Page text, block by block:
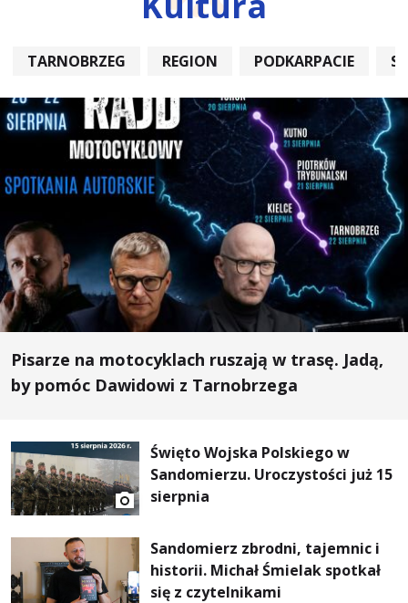
TARNOBRZEG REGION PODKARPACIE
Pisarze na motocyklach ruszają w trasę. Jadą,
by pomóc Dawidowi z Tarnobrzega
Święto Wojska Polskiego w
Sandomierzu. Uroczystości już 15
sierpnia
Sandomierz zbrodni, tajemnic i
historii. Michał Śmielak spotkał
się z czytelnikami